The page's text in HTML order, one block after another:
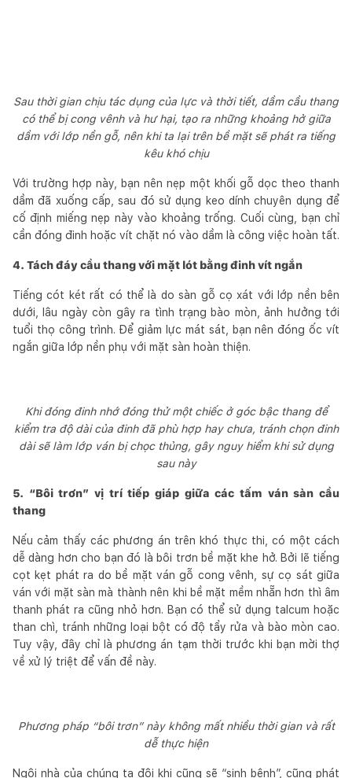
Sau thời gian chịu tác dụng của lực và thời tiết, dầm cầu thang
có thể bị cong vênh và hư hại, tạo ra những khoảng hở giữa
dầm với lớp nền gỗ, nên khi ta lại trên bề mặt sẽ phát ra tiếng
kêu khó chịu
Với trường hợp này, bạn nên nẹp một khối gỗ dọc theo thanh
dầm đã xuống cấp, sau đó sử dụng keo dính chuyên dụng để
cố định miếng nẹp này vào khoảng trống. Cuối cùng, bạn chỉ
cần đóng đinh hoặc vít chặt nó vào dầm là công việc hoàn tất.
4. Tách đáy cầu thang với mặt lót bằng đinh vít ngắn
Tiếng cót két rất có thể là do sàn gỗ cọ xát với lớp nền bên
dưới, lâu ngày còn gây ra tình trạng bào mòn, ảnh hưởng tới
tuổi thọ công trình. Để giảm lực mát sát, bạn nên đóng ốc vít
ngắn giữa lớp nền phụ với mặt sàn hoàn thiện.
Khi đóng đinh nhớ đóng thử một chiếc ở góc bậc thang để
kiểm tra độ dài của đinh đã phù hợp hay chưa, tránh chọn đinh
dài sẽ làm lớp ván bị chọc thủng, gây nguy hiểm khi sử dụng
sau này
5. “Bôi trơn” vị trí tiếp giáp giữa các tấm ván sàn cầu
thang
Nếu cảm thấy các phương án trên khó thực thi, có một cách
dễ dàng hơn cho bạn đó là bôi trơn bề mặt khe hở. Bởi lẽ tiếng
cọt kẹt phát ra do bề mặt ván gỗ cong vênh, sự cọ sát giữa
ván với mặt sàn mà thành nên khi bề mặt mềm nhẵn hơn thì âm
thanh phát ra cũng nhỏ hơn. Bạn có thể sử dụng talcum hoặc
than chì, tránh những loại bột có độ tẩy rửa và bào mòn cao.
Tuy vậy, đây chỉ là phương án tạm thời trước khi bạn mời thợ
về xử lý triệt để vấn đề này.
Phương pháp “bôi trơn” này không mất nhiều thời gian và rất
dễ thực hiện
Ngôi nhà của chúng ta đôi khi cũng sẽ “sinh bệnh”, cũng phát